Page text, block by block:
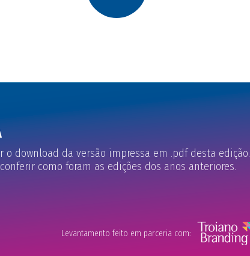
o download da versão impressa em .pdf desta edição.
como foram as edições dos anos anteriores.
Levantamento feito em parceria com: